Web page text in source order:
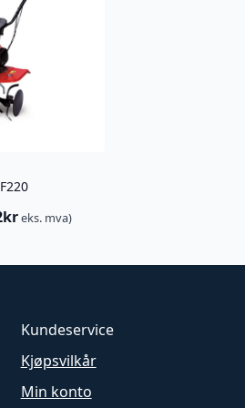
kreks. mva)
Kundeservice
Kjøpsvilkår
Min konto